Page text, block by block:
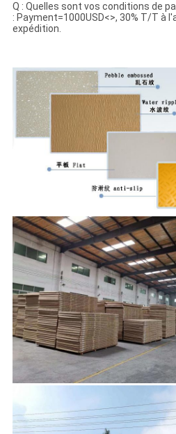
Q : Quelles sont vos conditions de
: Payment=1000USD<>, 30% T/T à
expédition.